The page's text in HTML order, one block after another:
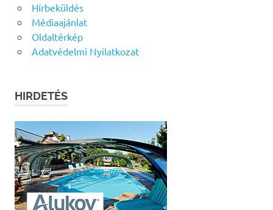
Hírbeküldés
Médiaajánlat
Oldaltérkép
Adatvédelmi Nyilatkozat
HIRDETÉS